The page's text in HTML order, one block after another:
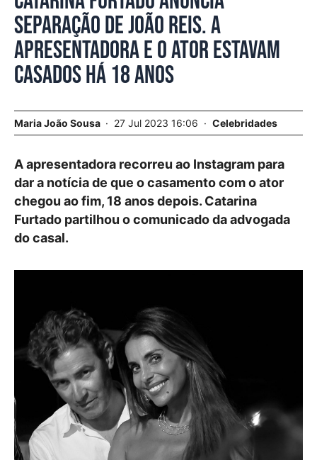
separação de João Reis. A
apresentadora e o ator estavam
casados há 18 anos
Maria João Sousa 27 Jul 2023 16:06 Celebridades
A apresentadora recorreu ao Instagram para
dar a notícia de que o casamento com o ator
chegou ao fim, 18 anos depois. Catarina
Furtado partilhou o comunicado da advogada
do casal.